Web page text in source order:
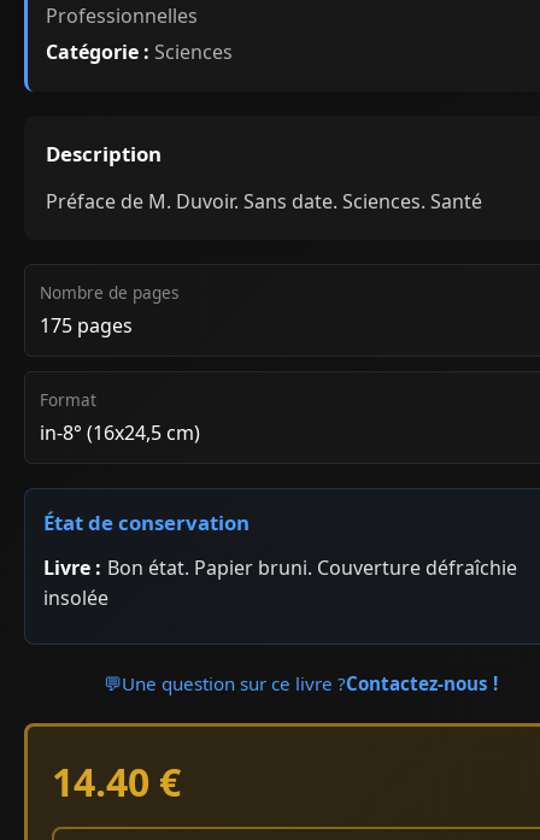
Professionnelles
Catégorie : Sciences
Description
Préface de M. Duvoir. Sans date. Sciences. Santé
Nombre de pages
175 pages
Format
in-8° (16x24,5 cm)
État de conservation
Livre : Bon état. Papier bruni. Couverture défraîchie
insolée
💬Une question sur ce livre ?Contactez-nous !
14.40 €